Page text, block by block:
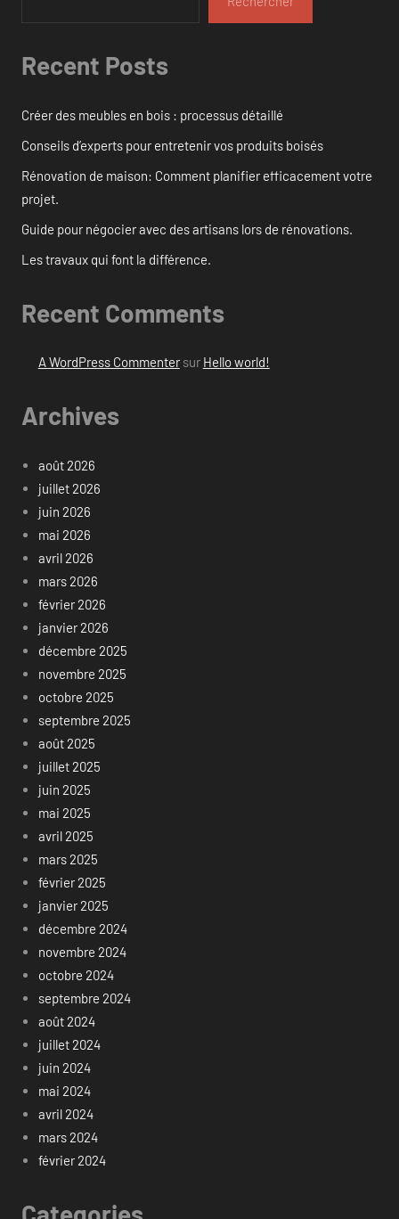
Recent Posts
Créer des meubles en bois : processus détaillé
Conseils d’experts pour entretenir vos produits boisés
Rénovation de maison: Comment planifier efficacement votre
projet.
Guide pour négocier avec des artisans lors de rénovations.
Les travaux qui font la différence.
Recent Comments
A WordPress Commentersur Hello world!
Archives
août 2026
juillet 2026
juin 2026
mai 2026
avril 2026
mars 2026
février 2026
janvier 2026
décembre 2025
novembre 2025
octobre 2025
septembre 2025
août 2025
juillet 2025
juin 2025
mai 2025
avril 2025
mars 2025
février 2025
janvier 2025
décembre 2024
novembre 2024
octobre 2024
septembre 2024
août 2024
juillet 2024
juin 2024
mai 2024
avril 2024
mars 2024
février 2024